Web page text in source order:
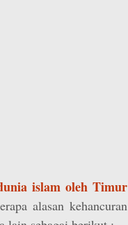
islam oleh Timur
alasan kehancuran